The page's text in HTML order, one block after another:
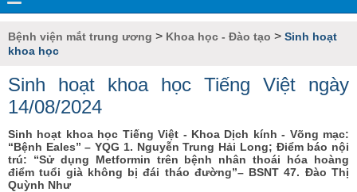
Bệnh viện mắt trung ương > Khoa học - Đào tạo > Sinh hoạt
khoa học
Sinh hoạt khoa học Tiếng Việt ngày
14/08/2024
Sinh hoạt khoa học Tiếng Việt - Khoa Dịch kính - Võng mạc:
“Bệnh Eales” – YQG 1. Nguyễn Trung Hải Long; Điểm báo nội
trú: “Sử dụng Metformin trên bệnh nhân thoái hóa hoàng
điểm tuổi già không bị đái tháo đường”– BSNT 47. Đào Thị
Quỳnh Như